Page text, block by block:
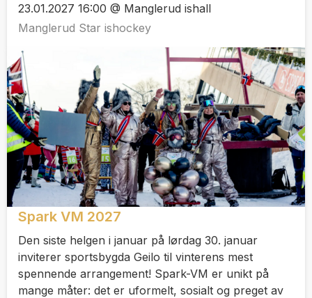
23.01.2027 16:00 @ Manglerud ishall
Manglerud Star ishockey
Spark VM 2027
Den siste helgen i januar på lørdag 30. januar
inviterer sportsbygda Geilo til vinterens mest
spennende arrangement! Spark-VM er unikt på
mange måter: det er uformelt, sosialt og preget av